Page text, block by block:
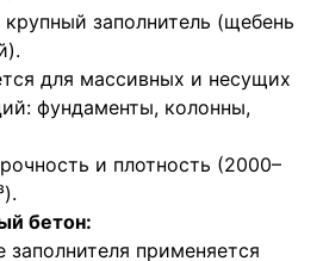
заполнитель (щебень
для массивных и несущих
фундаменты, колонны,
и плотность (2000–
бетон:
заполнителя применяется